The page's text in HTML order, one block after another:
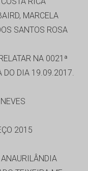
MARCELA
SANTOS ROSA
NA 0021ª
DO DIA 19.09.2017.
2015